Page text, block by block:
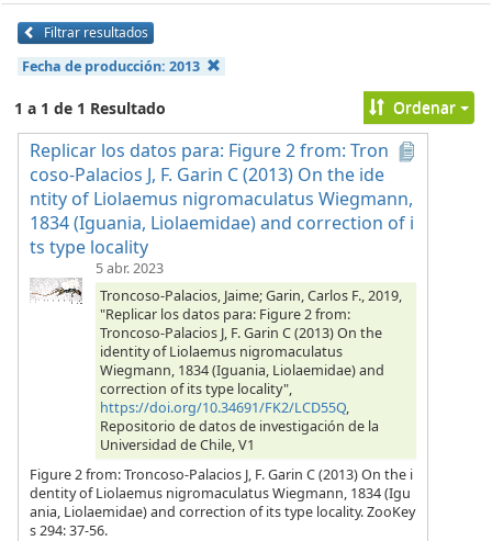
Filtrar resultados
Fecha de producción: 2013
1 a 1 de 1 Resultado Ordenar
Replicar los datos para: Figure 2 from: Tron
coso-Palacios J, F. Garin C (2013) On the ide
ntity of Liolaemus nigromaculatus Wiegmann,
1834 (Iguania, Liolaemidae) and correction of i
ts type locality
5 abr. 2023
Troncoso-Palacios, Jaime; Garin, Carlos F., 2019,
"Replicar los datos para: Figure 2 from:
Troncoso-Palacios J, F. Garin C (2013) On the
identity of Liolaemus nigromaculatus
Wiegmann, 1834 (Iguania, Liolaemidae) and
correction of its type locality",
https://doi.org/10.34691/FK2/LCD55Q,
Repositorio de datos de investigación de la
Universidad de Chile, V1
Figure 2 from: Troncoso-Palacios J, F. Garin C (2013) On the i
dentity of Liolaemus nigromaculatus Wiegmann, 1834 (Igu
ania, Liolaemidae) and correction of its type locality. ZooKey
s 294: 37-56.